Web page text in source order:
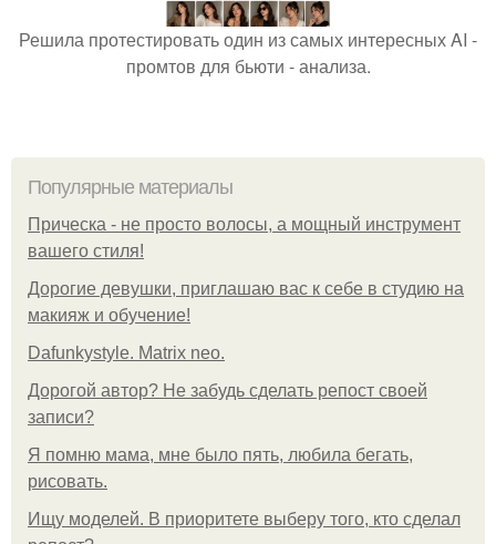
Решила протестировать один из самых интересных AI -
промтов для бьюти - анализа.
Популярные материалы
Прическа - не просто волосы, а мощный инструмент
вашего стиля!
Дорогие девушки, приглашаю вас к себе в студию на
макияж и обучение!
Dafunkystyle. Matrix neo.
Дорогой автор? Не забудь сделать репост своей
записи?
Я помню мама, мне было пять, любила бегать,
рисовать.
Ищу моделей. В приоритете выберу того, кто сделал